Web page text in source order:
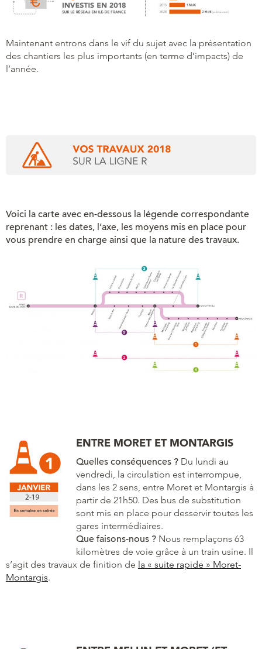
Maintenant entrons dans le vif du sujet avec la présentation
des chantiers les plus importants (en terme d’impacts) de
l’année.
Voici la carte avec en-dessous la légende correspondante
reprenant : les dates, l’axe, les moyens mis en place pour
vous prendre en charge ainsi que la nature des travaux.
ENTRE MORET ET MONTARGIS
Quelles conséquences ? Du lundi au
vendredi, la circulation est interrompue,
dans les 2 sens, entre Moret et Montargis à
partir de 21h50. Des bus de substitution
sont mis en place pour desservir toutes les
gares intermédiaires.
Que faisons-nous ? Nous remplaçons 63
kilomètres de voie grâce à un train usine. Il
s’agit des travaux de finition de la « suite rapide » Moret-
Montargis.